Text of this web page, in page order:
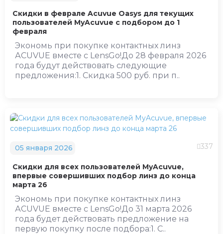
Скидки в феврале Acuvue Oasys для текущих
пользователей MyAcuvue с подбором до 1
февраля
Экономь при покупке контактных линз
АCUVUE вместе с LensGo!До 28 февраля 2026
года будут действовать следующие
предложения:1. Скидка 500 руб. при п..
05 января 2026 337
Скидки для всех пользователей MyAcuvue,
впервые совершивших подбор линз до конца
марта 26
Экономь при покупке контактных линз
АCUVUE вместе с LensGo!До 31 марта 2026
года будет действовать предложение на
первую покупку после подбора:1. С..